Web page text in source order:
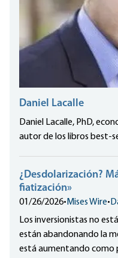
Daniel Lacalle
Daniel Lacalle, PhD,
autor de los libros best-
¿Desdolarización?
fiatización»
01/26/2026• Mises Wire•
Los inversionistas no
están abandonando la
está aumentando como